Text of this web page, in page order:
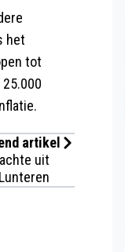
het
tot
artikel
uit
Lunteren